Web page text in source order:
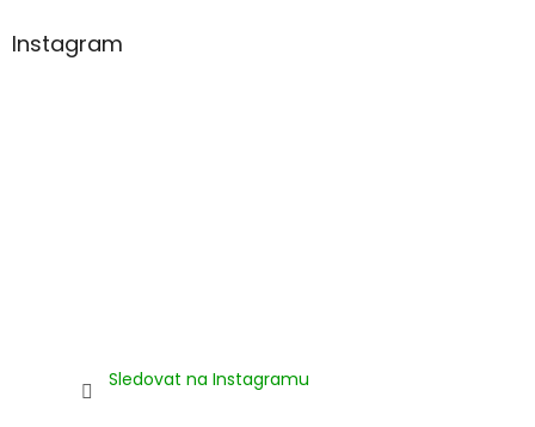
Instagram
Sledovat na Instagramu